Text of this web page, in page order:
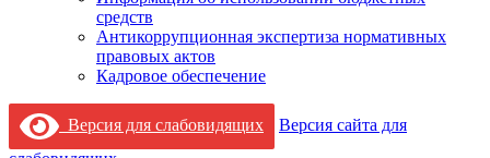
средств
Антикоррупционная экспертиза нормативных
правовых актов
Кадровое обеспечение
Версия для слабовидящих
Версия сайта для